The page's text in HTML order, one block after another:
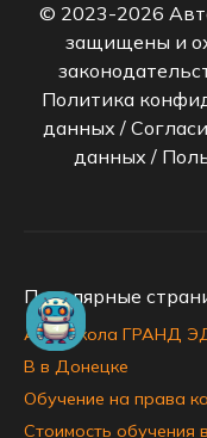
© 2023-2026
защищены и
Политика
данных/
данных /
Популярные
Автошкола ГРАНД ЭД
B в Донецке
Обучение на права
Стоимость обучения